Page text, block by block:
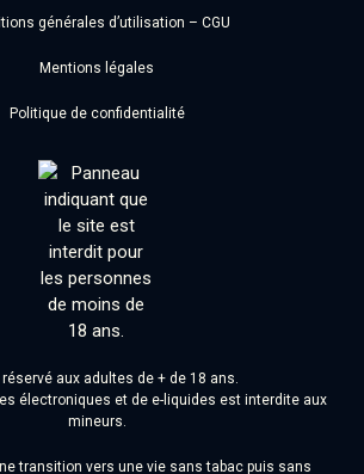
générales d’utilisation – CGU
Mentions légales
Politique de confidentialité
aux adultes de + de 18 ans.
électroniques et de e-liquides est interdite aux
mineurs.
transition vers une vie sans tabac puis sans